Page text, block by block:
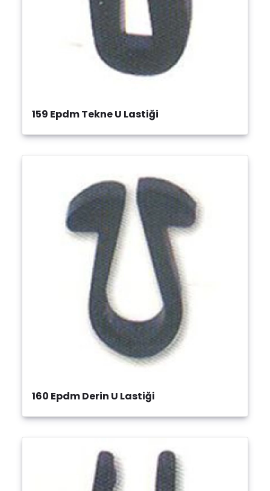
159 Epdm Tekne U Lastiği
160 Epdm Derin U Lastiği